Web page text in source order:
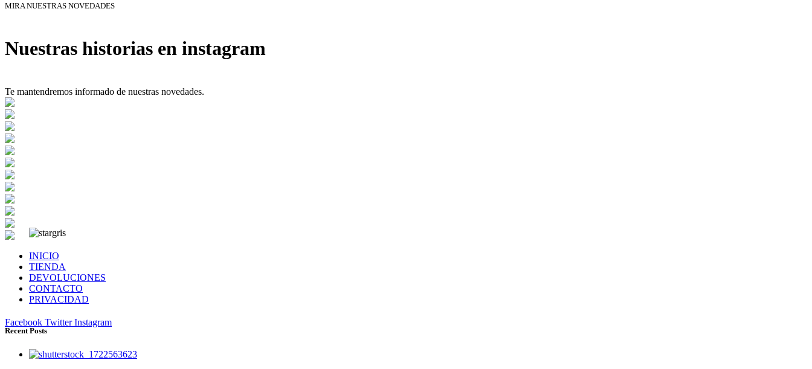
MIRA NUESTRAS NOVEDADES
Nuestras historias en instagram
Te mantendremos informado de nuestras novedades.
INICIO
TIENDA
DEVOLUCIONES
CONTACTO
PRIVACIDAD
Facebook Twitter Instagram
Recent Posts